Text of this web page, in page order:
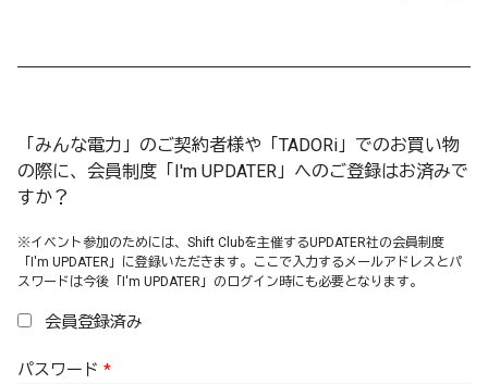
「みんな電力」のご契約者様や「TADORi」でのお買い物
の際に、会員制度「I'm UPDATER」へのご登録はお済みで
すか？
※イベント参加のためには、Shift Clubを主催するUPDATER社の会員制度
「I'm UPDATER」に登録いただきます。ここで入力するメールアドレスとパ
スワードは今後「I'm UPDATER」のログイン時にも必要となります。
会員登録済み
パスワード *